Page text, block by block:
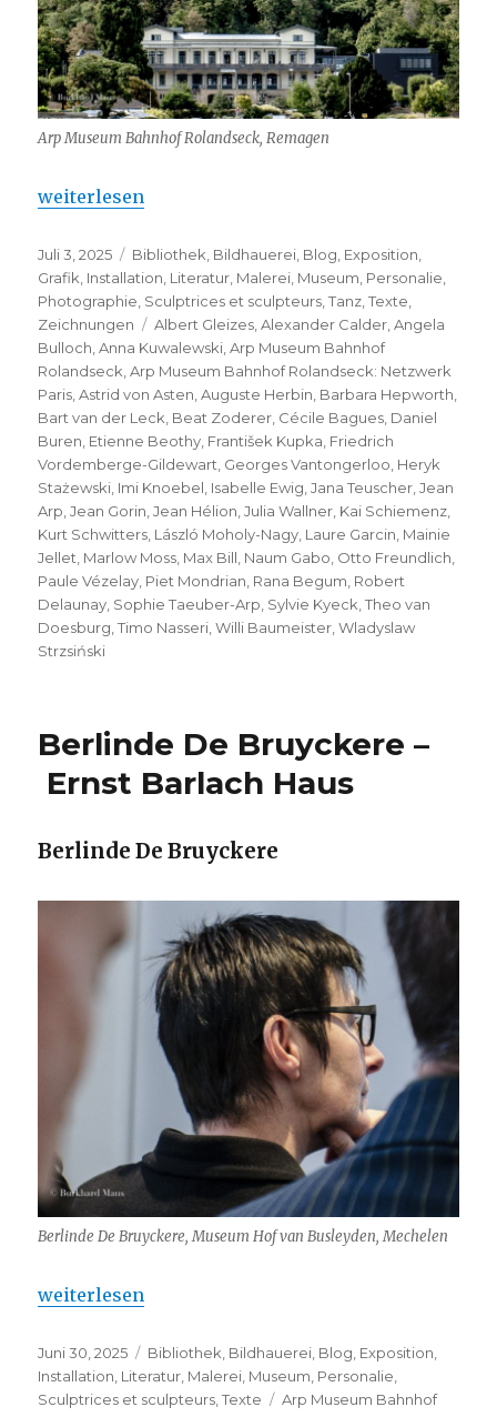
Arp Museum Bahnhof Rolandseck, Remagen
„Arp Museum Bahnhof Rolandseck: Netzwerk
weiterlesen
Veröffentlicht
am
Juli 3, 2025 Kategorien
Bibliothek, Bildhauerei, Blog, Exposition,
Grafik, Installation, Literatur, Malerei, Museum, Personalie,
Photographie, Sculptrices et sculpteurs,Tanz,Texte,
Zeichnungen
Schlagwörter
Albert Gleizes,Alexander Calder,Angela
Bulloch,Anna Kuwalewski,Arp Museum Bahnhof
Rolandseck,Arp Museum Bahnhof Rolandseck: Netzwerk
Paris,Astrid von Asten,Auguste Herbin, Barbara Hepworth,
Bart van der Leck, Beat Zoderer, Cécile Bagues, Daniel
Buren, Etienne Beothy, František Kupka, Friedrich
Vordemberge-Gildewart, Georges Vantongerloo, Heryk
Stażewski, Imi Knoebel, Isabelle Ewig,Jana Teuscher,Jean
Arp,Jean Gorin,Jean Hélion,Julia Wallner, Kai Schiemenz,
Kurt Schwitters, László Moholy-Nagy, Laure Garcin, Mainie
Jellet, Marlow Moss, Max Bill, Naum Gabo, Otto Freundlich,
Paule Vézelay, Piet Mondrian, Rana Begum, Robert
Delaunay, Sophie Taeuber-Arp, Sylvie Kyeck,Theo van
Doesburg,Timo Nasseri,Willi Baumeister,Wladyslaw
Strzsiński
Berlinde De Bruyckere –
Ernst Barlach Haus
Berlinde De Bruyckere
Berlinde De Bruyckere, Museum Hof van Busleyden, Mechelen
„Berlinde De Bruyckere – Ernst Barlach Haus“
weiterlesen
Veröffentlicht
am
Juni 30, 2025 Kategorien
Bibliothek Bildhauerei Blog Exposition
Installation Literatur Malerei Museum Personalie
Sculptrices et sculpteurs ,Texte Schlagwörter
Arp Museum Bahnhof